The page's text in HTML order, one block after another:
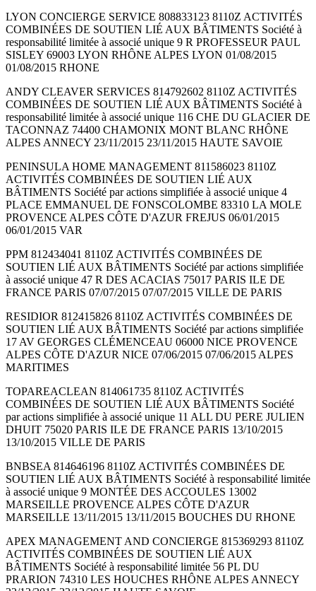
LYON CONCIERGE SERVICE 808833123 8110Z ACTIVITÉS
COMBINÉES DE SOUTIEN LIÉ AUX BÂTIMENTS Société à
responsabilité limitée à associé unique 9 R PROFESSEUR PAUL
SISLEY 69003 LYON RHÔNE ALPES LYON 01/08/2015
01/08/2015 RHONE
ANDY CLEAVER SERVICES 814792602 8110Z ACTIVITÉS
COMBINÉES DE SOUTIEN LIÉ AUX BÂTIMENTS Société à
responsabilité limitée à associé unique 116 CHE DU GLACIER DE
TACONNAZ 74400 CHAMONIX MONT BLANC RHÔNE
ALPES ANNECY 23/11/2015 23/11/2015 HAUTE SAVOIE
PENINSULA HOME MANAGEMENT 811586023 8110Z
ACTIVITÉS COMBINÉES DE SOUTIEN LIÉ AUX
BÂTIMENTS Société par actions simplifiée à associé unique 4
PLACE EMMANUEL DE FONSCOLOMBE 83310 LA MOLE
PROVENCE ALPES CÔTE D'AZUR FREJUS 06/01/2015
06/01/2015 VAR
PPM 812434041 8110Z ACTIVITÉS COMBINÉES DE
SOUTIEN LIÉ AUX BÂTIMENTS Société par actions simplifiée
à associé unique 47 R DES ACACIAS 75017 PARIS ILE DE
FRANCE PARIS 07/07/2015 07/07/2015 VILLE DE PARIS
RESIDIOR 812415826 8110Z ACTIVITÉS COMBINÉES DE
SOUTIEN LIÉ AUX BÂTIMENTS Société par actions simplifiée
17 AV GEORGES CLÉMENCEAU 06000 NICE PROVENCE
ALPES CÔTE D'AZUR NICE 07/06/2015 07/06/2015 ALPES
MARITIMES
TOPAREACLEAN 814061735 8110Z ACTIVITÉS
COMBINÉES DE SOUTIEN LIÉ AUX BÂTIMENTS Société
par actions simplifiée à associé unique 11 ALL DU PERE JULIEN
DHUIT 75020 PARIS ILE DE FRANCE PARIS 13/10/2015
13/10/2015 VILLE DE PARIS
BNBSEA 814646196 8110Z ACTIVITÉS COMBINÉES DE
SOUTIEN LIÉ AUX BÂTIMENTS Société à responsabilité limitée
à associé unique 9 MONTÉE DES ACCOULES 13002
MARSEILLE PROVENCE ALPES CÔTE D'AZUR
MARSEILLE 13/11/2015 13/11/2015 BOUCHES DU RHONE
APEX MANAGEMENT AND CONCIERGE 815369293 8110Z
ACTIVITÉS COMBINÉES DE SOUTIEN LIÉ AUX
BÂTIMENTS Société à responsabilité limitée 56 PL DU
PRARION 74310 LES HOUCHES RHÔNE ALPES ANNECY